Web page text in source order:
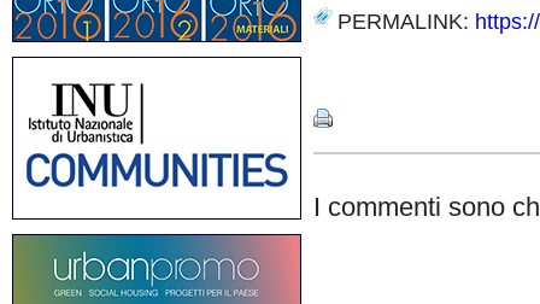
PERMALINK:
I commenti sono